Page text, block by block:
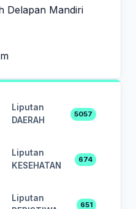
Delapan Mandiri
Liputan
DAERAH
5057
Liputan
KESEHATAN
674
Liputan
651